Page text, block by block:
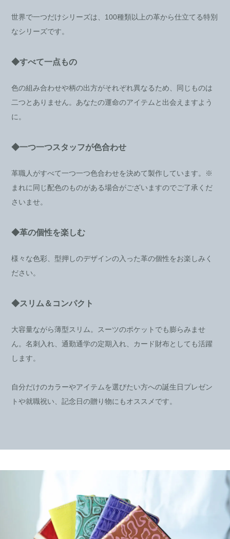
世界で一つだけシリーズは、100種類以上の革から仕立てる特別
なシリーズです。
◆すべて一点もの
色の組み合わせや柄の出方がそれぞれ異なるため、同じものは
二つとありません。あなたの運命のアイテムと出会えますよう
に。
◆一つ一つスタッフが色合わせ
革職人がすべて一つ一つ色合わせを決めて製作しています。※
まれに同じ配色のものがある場合がございますのでご了承くだ
さいませ。
◆革の個性を楽しむ
様々な色彩、型押しのデザインの入った革の個性をお楽しみく
ださい。
◆スリム＆コンパクト
大容量ながら薄型スリム。スーツのポケットでも膨らみませ
ん。名刺入れ、通勤通学の定期入れ、カード財布としても活躍
します。
自分だけのカラーやアイテムを選びたい方への誕生日プレゼン
トや就職祝い、記念日の贈り物にもオススメです。